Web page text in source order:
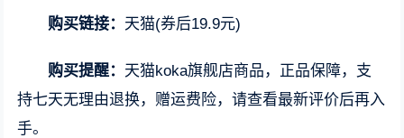
购买链接： 天猫(券后19.9元)
购买提醒： 天猫koka旗舰店商品，正品保障，支
持七天无理由退换，赠运费险，请查看最新评价后再入
手。